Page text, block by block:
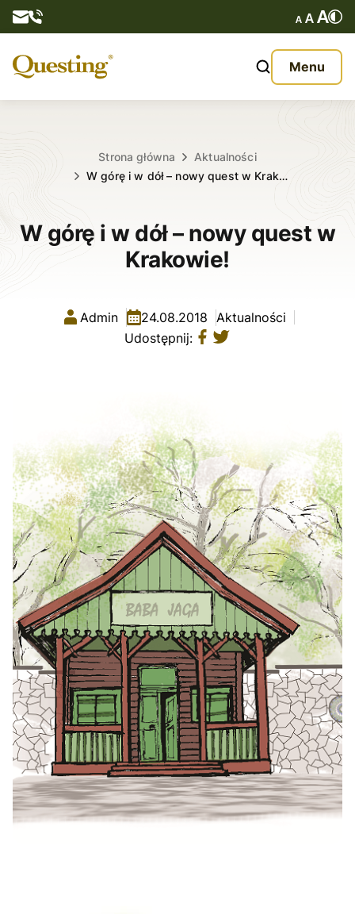
Menu
O nas
Kontakt
Strona główna
Aktualności
W górę i w dół – nowy quest w Krak…
W górę i w dół – nowy quest w
Krakowie!
Admin 24.08.2018 Aktualności
Udostępnij: